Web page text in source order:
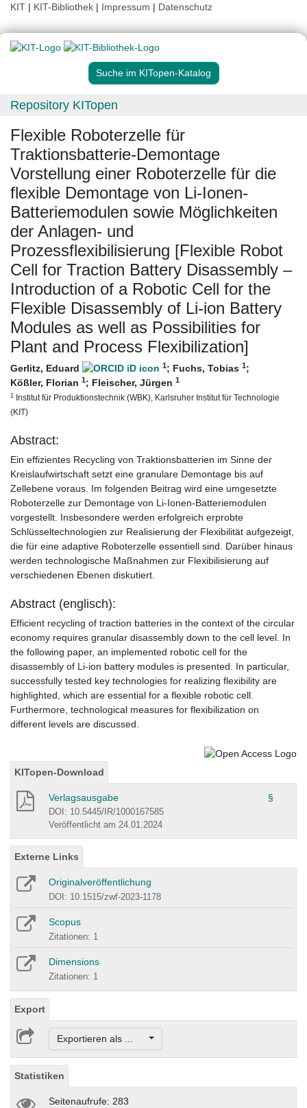
KIT | KIT-Bibliothek | Impressum | Datenschutz
Suche im KITopen-Katalog
Repository KITopen
Flexible Roboterzelle für
Traktionsbatterie-Demontage
Vorstellung einer Roboterzelle für die
flexible Demontage von Li-Ionen-
Batteriemodulen sowie Möglichkeiten
der Anlagen- und
Prozessflexibilisierung [Flexible Robot
Cell for Traction Battery Disassembly –
Introduction of a Robotic Cell for the
Flexible Disassembly of Li-ion Battery
Modules as well as Possibilities for
Plant and Process Flexibilization]
Gerlitz, Eduard 1; Fuchs, Tobias 1;
Kößler, Florian 1; Fleischer, Jürgen 1
1 Institut für Produktionstechnik (WBK), Karlsruher Institut für Technologie
(KIT)
Abstract:
Ein effizientes Recycling von Traktionsbatterien im Sinne der
Kreislaufwirtschaft setzt eine granulare Demontage bis auf
Zellebene voraus. Im folgenden Beitrag wird eine umgesetzte
Roboterzelle zur Demontage von Li-Ionen-Batteriemodulen
vorgestellt. Insbesondere werden erfolgreich erprobte
Schlüsseltechnologien zur Realisierung der Flexibilität aufgezeigt,
die für eine adaptive Roboterzelle essentiell sind. Darüber hinaus
werden technologische Maßnahmen zur Flexibilisierung auf
verschiedenen Ebenen diskutiert.
Abstract (englisch):
Efficient recycling of traction batteries in the context of the circular
economy requires granular disassembly down to the cell level. In
the following paper, an implemented robotic cell for the
disassembly of Li-ion battery modules is presented. In particular,
successfully tested key technologies for realizing flexibility are
highlighted, which are essential for a flexible robotic cell.
Furthermore, technological measures for flexibilization on
different levels are discussed.
KITopen-Download
Verlagsausgabe §
DOI: 10.5445/IR/1000167585
Veröffentlicht am 24.01.2024
Externe Links
Originalveröffentlichung
DOI: 10.1515/zwf-2023-1178
Scopus
Zitationen: 1
Dimensions
Zitationen: 1
Export
Exportieren als ...
Statistiken
Seitenaufrufe: 283